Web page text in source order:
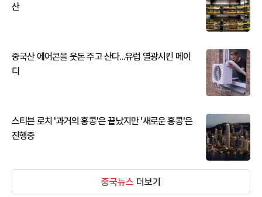
산
중국산 에어콘을 웃돈 주고 산다...유럽 열광시킨 메이
디
스티븐 로치 '과거의 홍콩'은 끝났지만 '새로운 홍콩'은
진행중
중국뉴스 더보기